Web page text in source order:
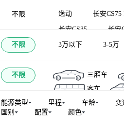
不限 逸动 长安CS75
长安CS35 长安
逸动DT 悦翔V7
凌轩 逸动新能
长安CS75 PLUS 智电
长安新能源E-Pro
不限 3万以下 3-5万
不限 三厢车
客车
能源类型 里程 车龄 变
国别
配置 颜色